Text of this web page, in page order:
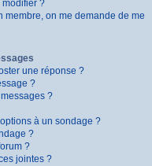
modifier ?
membre, on me demande de me
une réponse ?
?
?
à un sondage ?
?
?
jointes ?